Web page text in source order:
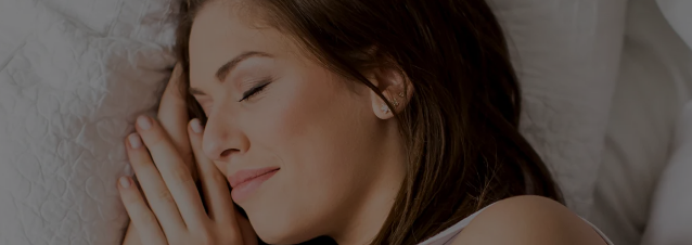
Lapperre-audicien Kaya van hoorcentrum Groot-Bijgaarden: “Rond je 50
gehoorverlies op. Je zet de tv steeds luider, vraagt vaak om dingen te herhalen of
en je moet je meer inspannen om gesprekken te volgen. Zoiets is volkomen
achteruitgaat naarmate je ouder wordt.